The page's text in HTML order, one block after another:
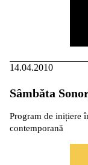
14.04.2010
Sâmbăta
Program de inițiere
contemporană